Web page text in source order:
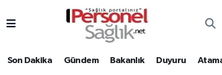
Son Dakika Gündem Bakanlık Duyuru
Gündem
Nöbetçi Eczaneler
Hava Durumu